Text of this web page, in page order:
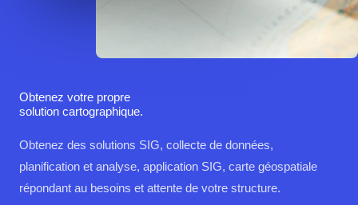
Obtenez votre propre
solution cartographique.
Obtenez des solutions SIG, collecte de données,
planification et analyse, application SIG, carte géospatiale
répondant au besoins et attente de votre structure.